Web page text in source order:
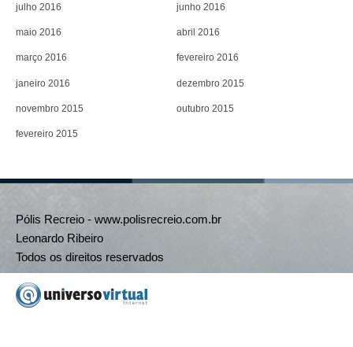
julho 2016 junho 2016
maio 2016 abril 2016
março 2016 fevereiro 2016
janeiro 2016 dezembro 2015
novembro 2015 outubro 2015
fevereiro 2015
Pólis Recreio - www.polisrecreio.com.br
Leonardo Ribeiro
Todos os direitos reservados